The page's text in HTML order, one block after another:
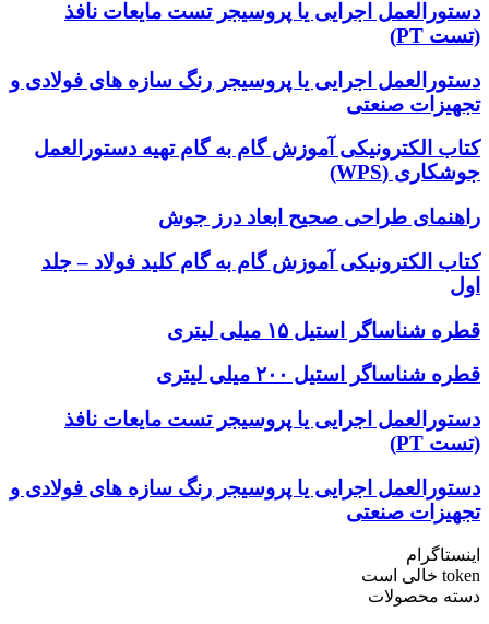
دستورالعمل اجرایی یا پروسیجر تست مایعات نافذ
(تست PT)
دستورالعمل اجرایی یا پروسیجر رنگ سازه های فولادی و
تجهیزات صنعتی
کتاب الکترونیکی آموزش گام به گام تهیه دستورالعمل
جوشکاری (WPS)
راهنمای طراحی صحیح ابعاد درز جوش
کتاب الکترونیکی آموزش گام به گام کلید فولاد – جلد
اول
قطره شناساگر استیل ۱۵ میلی لیتری
قطره شناساگر استیل ۲۰۰ میلی لیتری
دستورالعمل اجرایی یا پروسیجر تست مایعات نافذ
(تست PT)
دستورالعمل اجرایی یا پروسیجر رنگ سازه های فولادی و
تجهیزات صنعتی
اینستاگرام
token خالی است
دسته محصولات